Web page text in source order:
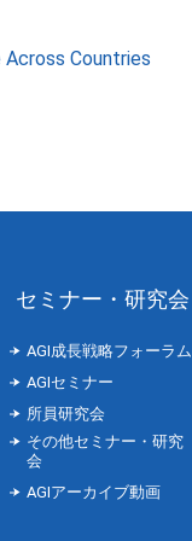
Countries
セミナー・研究会
AGI成長戦略フォーラム
AGIセミナー
所員研究会
その他セミナー・研究
会
AGIアーカイブ動画